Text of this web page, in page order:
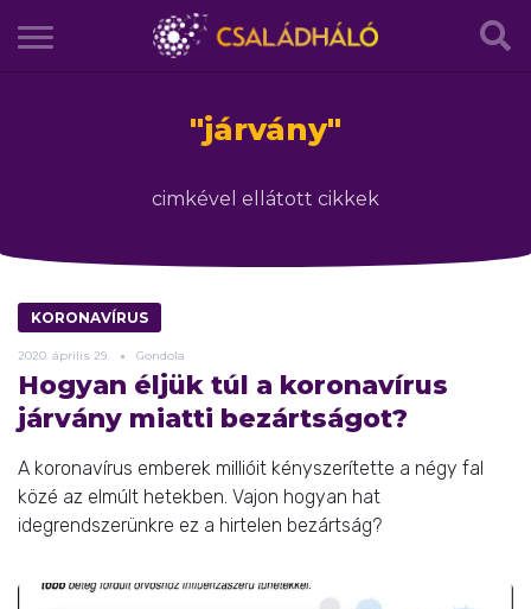
"járvány"
cimkével ellátott cikkek
KORONAVÍRUS
2020. április 29. Gondola
Hogyan éljük túl a koronavírus
járvány miatti bezártságot?
A koronavírus emberek millióit kényszerítette a négy fal
közé az elmúlt hetekben. Vajon hogyan hat
idegrendszerünkre ez a hirtelen bezártság?